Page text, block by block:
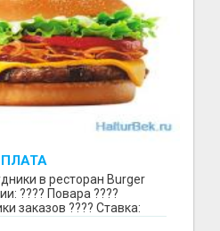
в ресторан Burger
???? Повара ????
заказов ???? Ставка: